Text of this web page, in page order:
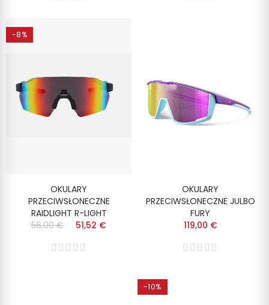
-8%
OKULARY
PRZECIWSŁONECZNE
RAIDLIGHT R-LIGHT
56,00 €
51,52 €
OKULARY
PRZECIWSŁONECZNE JULBO
FURY
119,00 €
-10%